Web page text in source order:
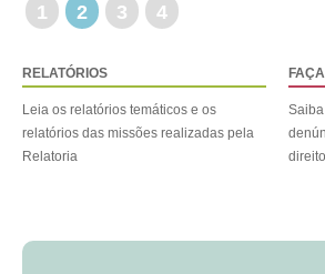
1 2 3 4
RELATÓRIOS
Leia os relatórios temáticos e os
relatórios das missões realizadas pela
Relatoria